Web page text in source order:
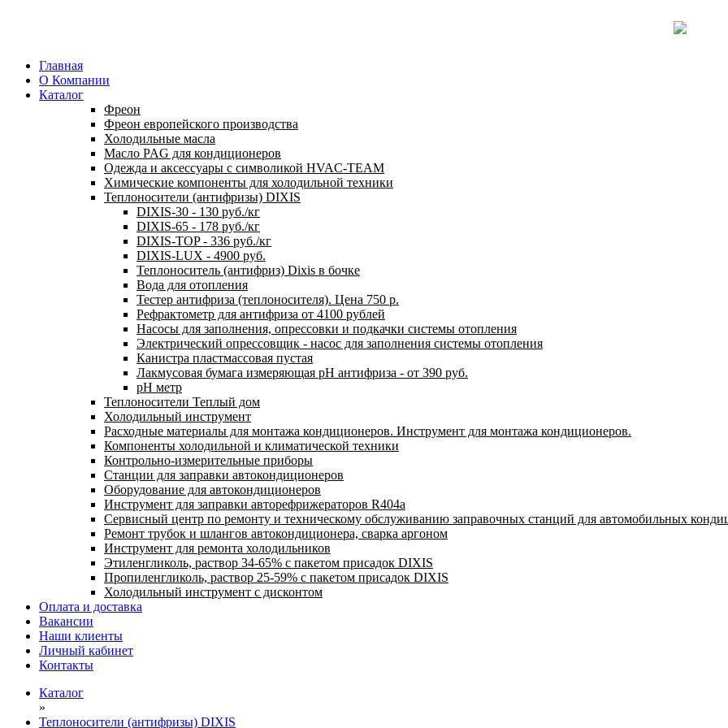
Главная
О Компании
Каталог
Фреон
Фреон европейского производства
Холодильные масла
Масло PAG для кондиционеров
Одежда и аксессуары с символикой HVAC-TEAM
Химические компоненты для холодильной техники
Теплоносители (антифризы) DIXIS
DIXIS-30 - 130 руб./кг
DIXIS-65 - 178 руб./кг
DIXIS-ТОP - 336 руб./кг
DIXIS-LUX - 4900 руб.
Теплоноситель (антифриз) Dixis в бочке
Вода для отопления
Тестер антифриза (теплоносителя). Цена 750 р.
Рефрактометр для антифриза от 4100 рублей
Насосы для заполнения, опрессовки и подкачки системы отопления
Электрический опрессовщик - насос для заполнения системы отопления
Канистра пластмассовая пустая
Лакмусовая бумага измеряющая pH антифриза - от 390 руб.
pH метр
Теплоносители Теплый дом
Холодильный инструмент
Расходные материалы для монтажа кондиционеров. Инструмент для монтажа кондиционеров.
Компоненты холодильной и климатической техники
Контрольно-измерительные приборы
Станции для заправки автокондиционеров
Оборудование для автокондиционеров
Инструмент для заправки авторефрижераторов R404a
Сервисный центр по ремонту и техническому обслуживанию заправочных станций для автомобильных
Ремонт трубок и шлангов автокондиционера, сварка аргоном
Инструмент для ремонта холодильников
Этиленгликоль, раствор 34-65% с пакетом присадок DIXIS
Пропиленгликоль, раствор 25-59% с пакетом присадок DIXIS
Холодильный инструмент с дисконтом
Оплата и доставка
Вакансии
Наши клиенты
Личный кабинет
Контакты
Каталог
»
Теплоносители (антифризы) DIXIS